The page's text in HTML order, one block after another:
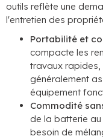
outils reflète une
l'entretien des
Portabilité et
compacte les
travaux rapides,
généralement
équipement
Commodité
de la batterie au
besoin de